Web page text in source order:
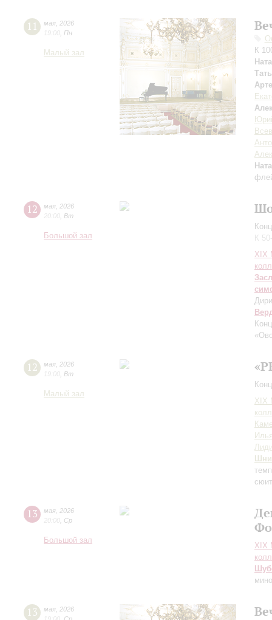
11 мая 2026
19:00 Пн
Малый зал
К
12 мая 2026
20:00 Вт
Большой зал
К
XIХ
12 мая 2026
19:00 Вт
Малый зал
XIХ
13 мая 2026
20:00 Ср
Большой зал
XIХ
13 мая 2026